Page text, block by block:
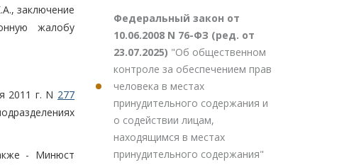
заключение
жалобу
2011 г. N 277
- Минюст
Федеральный закон от
10.06.2008 N 76-ФЗ (ред. от
23.07.2025) "Об общественном
контроле за обеспечением прав
человека в местах
принудительного содержания и
о содействии лицам,
находящимся в местах
принудительного содержания"